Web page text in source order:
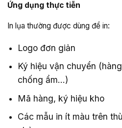
Ứng dụng thực tiễn
In lụa thường được dùng để in:
Logo đơn giản
Ký hiệu vận chuyển
chống ẩm…)
Mã hàng, ký hiệu kho
Các mẫu in ít màu trên